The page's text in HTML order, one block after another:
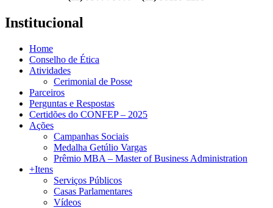
Institucional
Home
Conselho de Ética
Atividades
Cerimonial de Posse
Parceiros
Perguntas e Respostas
Certidões do CONFEP – 2025
Ações
Campanhas Sociais
Medalha Getúlio Vargas
Prêmio MBA – Master of Business Administration
+Itens
Serviços Públicos
Casas Parlamentares
Vídeos